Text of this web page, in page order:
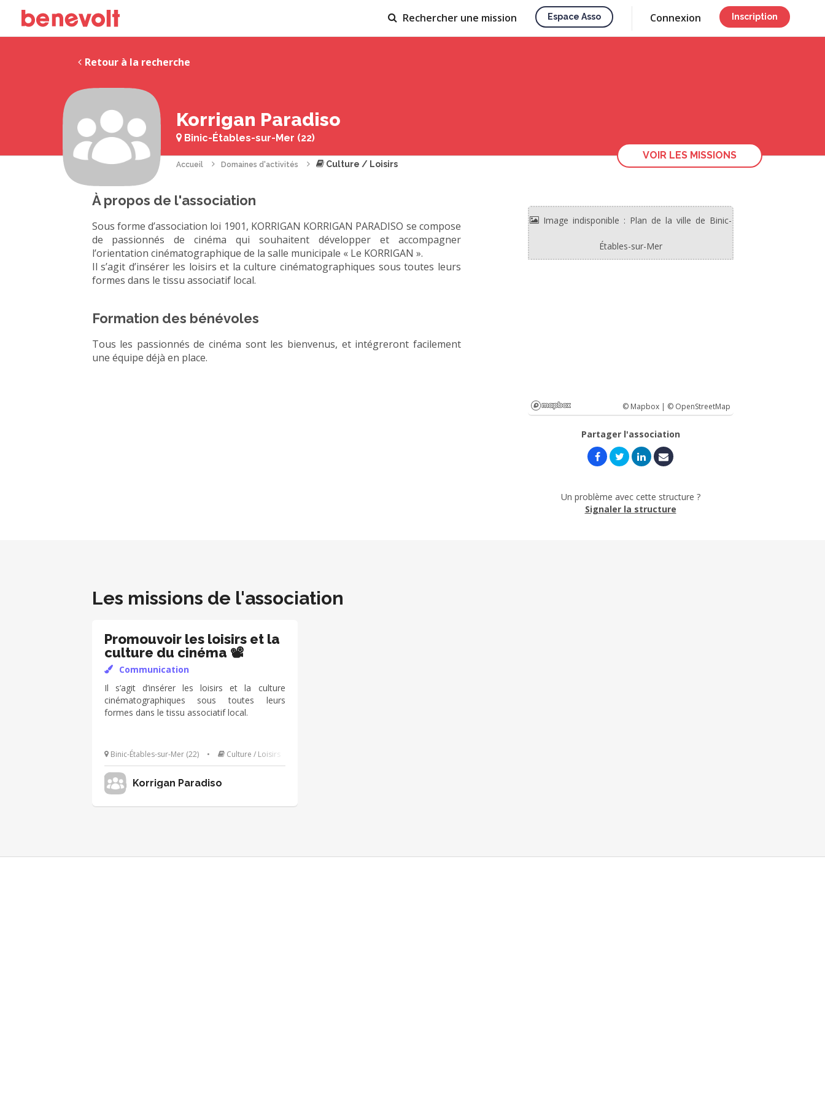
Rechercher une mission Espace Asso Connexion Inscription
Retour à la recherche
VOIR LES MISSIONS
Korrigan Paradiso
Binic-Étables-sur-Mer (22)
Accueil Domaines d'activités Culture / Loisirs
À propos de l'association
Sous forme d’association loi 1901, KORRIGAN KORRIGAN PARADISO se compose
de passionnés de cinéma qui souhaitent développer et accompagner
l’orientation cinématographique de la salle municipale « Le KORRIGAN ».
Il s’agit d’insérer les loisirs et la culture cinématographiques sous toutes leurs
formes dans le tissu associatif local.
Formation des bénévoles
Tous les passionnés de cinéma sont les bienvenus, et intégreront facilement
une équipe déjà en place.
© Mapbox | © OpenStreetMap
Partager l'association
Un problème avec cette structure ?
Signaler la structure
Les missions de l'association
Promouvoir les loisirs et la
culture du cinéma 📽
Communication
Il s’agit d’insérer les loisirs et la culture
cinématographiques sous toutes leurs
formes dans le tissu associatif local.
Binic-Étables-sur-Mer (22) • Culture / Loisirs
Korrigan Paradiso